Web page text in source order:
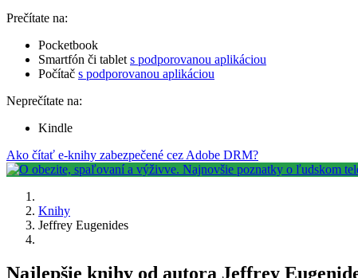
Prečítate na:
Pocketbook
Smartfón či tablet s podporovanou aplikáciou
Počítač s podporovanou aplikáciou
Neprečítate na:
Kindle
Ako čítať e-knihy zabezpečené cez Adobe DRM?
Knihy
Jeffrey Eugenides
Najlepšie knihy od autora Jeffrey